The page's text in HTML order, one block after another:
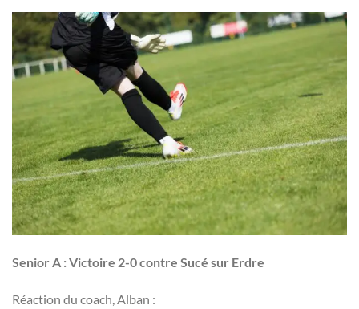
Senior A : Victoire 2-0 contre Sucé sur Erdre
Réaction du coach, Alban :